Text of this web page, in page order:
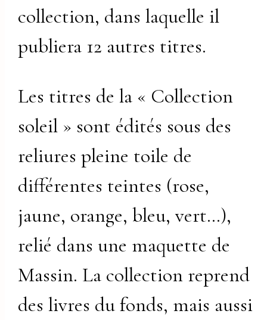
collection, dans laquelle il
publiera 12 autres titres.
Les titres de la « Collection
soleil » sont édités sous des
reliures pleine toile de
différentes teintes (rose,
jaune, orange, bleu, vert…),
relié dans une maquette de
Massin. La collection reprend
des livres du fonds, mais aussi